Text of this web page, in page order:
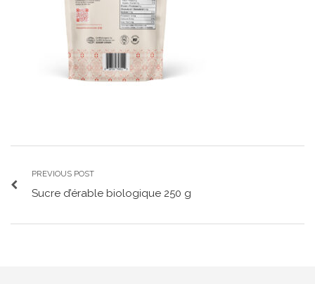
PREVIOUS POST
Sucre d’érable biologique 250 g